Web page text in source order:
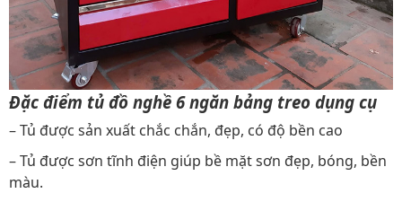
Đặc điểm tủ đồ nghề 6 ngăn bảng treo dụng cụ
– Tủ được sản xuất chắc chắn, đẹp, có độ bền cao
– Tủ được sơn tĩnh điện giúp bề mặt sơn đẹp, bóng, bền
màu.